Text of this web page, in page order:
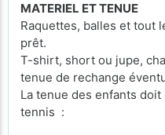
MATERIEL ET TENUE
Raquettes, balles et tout
prêt.
T-shirt, short ou jupe,
tenue de rechange
La tenue des enfants
tennis :